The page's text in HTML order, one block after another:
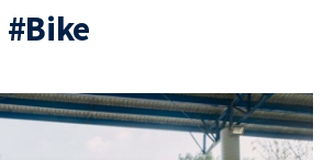
#Bike